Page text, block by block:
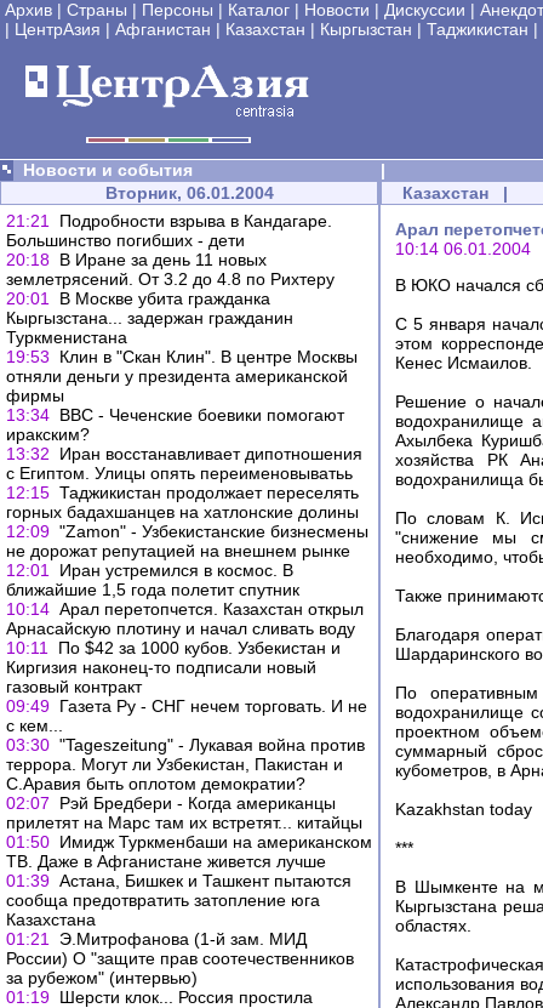
Архив | Страны | Персоны | Каталог | Новости | Дискуссии |
| ЦентрАзия | Афганистан | Казахстан | Кыргызстан | Таджикистан |
Новости и события
|
Вторник, 06.01.2004
21:21
Подробности взрыва в Кандагаре.
Большинcтво погибших - дети
20:18 В Иране за день 11 новых
землетрясений. От 3.2 до 4.8 по Рихтеру
20:01
В Москве убита гражданка
Кыргызстана... задержан гражданин
Туркменистана
19:53
Клин в "Скан Клин". В центре Москвы
отняли деньги у президента американской
фирмы
13:34 ВВС - Чеченские боевики помогают
иракским?
13:32
Иран восстанавливает дипотношения
с Египтом. Улицы опять переименовыватьь
12:15 Таджикистан продолжает переселять
горных бадахшанцев на хатлонские долины
12:09 "Zamon" - Узбекистанские бизнесмены
не дорожат репутацией на внешнем рынке
12:01
Иран устремился в космос. В
ближайшие 1,5 года полетит спутник
10:14 Арал перетопчется. Казахстан открыл
Арнасайскую плотину и начал сливать воду
10:11
По $42 за 1000 кубов. Узбекистан и
Киргизия наконец-то подписали новый
газовый контракт
09:49 Газета Ру - СНГ нечем торговать. И не
с кем...
03:30 "Tageszeitung" - Лукавая война против
террора. Могут ли Узбекистан, Пакистан и
С.Аравия быть оплотом демократии?
02:07
Рэй Бредбери - Когда американцы
прилетят на Марс там их встретят... китайцы
01:50 Имидж Туркменбаши на американском
ТВ. Даже в Афганистане живется лучше
01:39 Астана, Бишкек и Ташкент пытаются
сообща предотвратить затопление юга
Казахстана
01:21
Э.Митрофанова (1-й зам. МИД
России) О "защите прав соотечественников
за рубежом" (интервью)
01:19 Шерсти клок... Россия простила
Казахстан |
Арал
10:14 06.01.2004
В ЮКО начался
С 5 января
этом
Кенес Исмаилов.
Решение о
водохранилище
Ахылбека
хозяйства РК
водохранилища
По словам К.
"снижение мы
необходимо,
Также
Благодаря
Шардаринского
По
водохранилище
проектном
суммарный
кубометров, в
Kazakhstan today
***
В Шымкенте на
Кыргызстана
областях.
использования
Александр